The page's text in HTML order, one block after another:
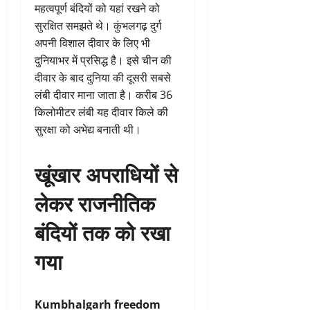
महत्वपूर्ण बंदियों को यहां रखने को
सुरक्षित समझते थे। कुंभलगढ़ दुर्ग
अपनी विशाल दीवार के लिए भी
दुनियाभर में प्रसिद्ध है। इसे चीन की
दीवार के बाद दुनिया की दूसरी सबसे
लंबी दीवार माना जाता है। करीब 36
किलोमीटर लंबी यह दीवार किले की
सुरक्षा को अभेद्य बनाती थी।
खूंखार अपराधियों से
लेकर राजनीतिक
बंदियों तक को रखा
गया
Kumbhalgarh freedom